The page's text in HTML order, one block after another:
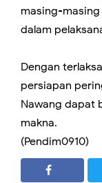
masing-
dalam
Dengan
persiapan
Nawang dapat
makna.
(Pendim0910)